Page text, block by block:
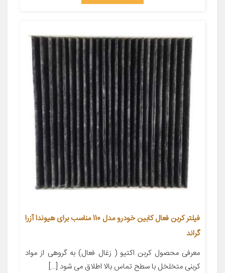
فیلتر کربن فعال کابین خودرو مدل 110 مناسب برای هیوندا آزرا
گراند
معرفی محصول کربن اکتیو ( زغال فعال) به گروهی از مواد
کربنی متخلخل با سطح تماس بالا اطلاق می شود […]